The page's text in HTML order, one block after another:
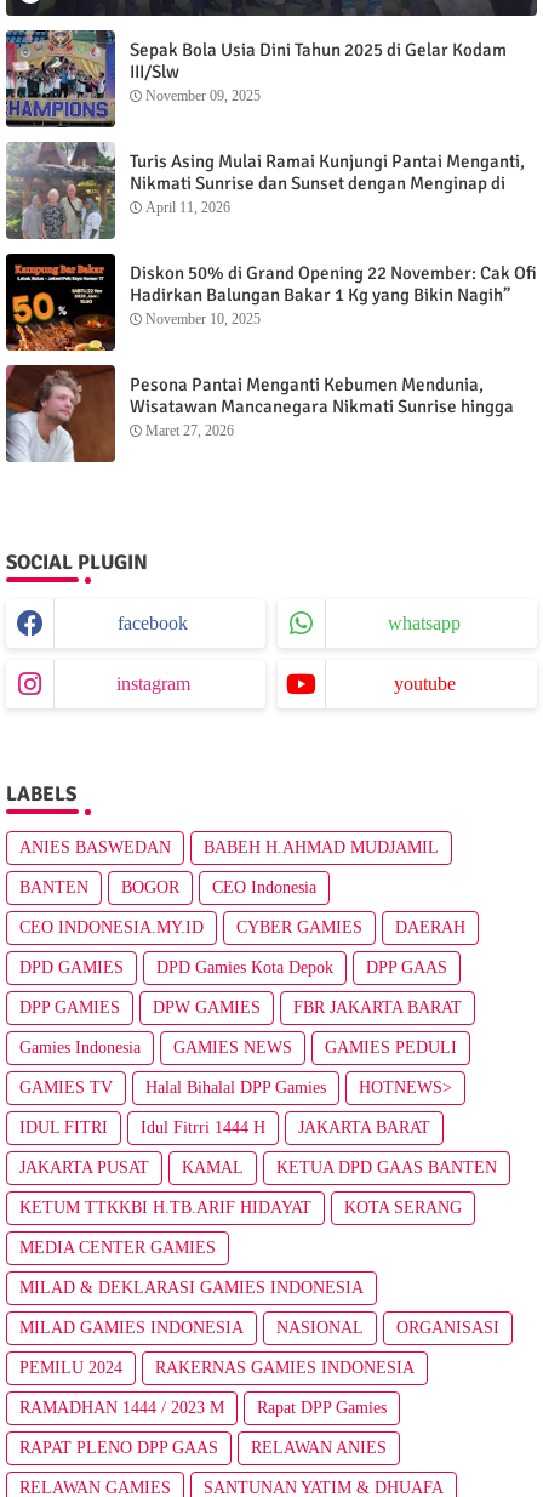
Sepak Bola Usia Dini Tahun 2025 di Gelar Kodam
III/Slw
November 09, 2025
Turis Asing Mulai Ramai Kunjungi Pantai Menganti,
Nikmati Sunrise dan Sunset dengan Menginap di
Menganti Cottage
April 11, 2026
Diskon 50% di Grand Opening 22 November: Cak Ofi
Hadirkan Balungan Bakar 1 Kg yang Bikin Nagih”
November 10, 2025
Pesona Pantai Menganti Kebumen Mendunia,
Wisatawan Mancanegara Nikmati Sunrise hingga
Sunset dari Menganti Cottage
Maret 27, 2026
SOCIAL PLUGIN
facebook whatsapp
instagram youtube
LABELS
ANIES BASWEDAN BABEH H.AHMAD MUDJAMIL
BANTEN BOGOR CEO Indonesia
CEO INDONESIA.MY.ID CYBER GAMIES DAERAH
DPD GAMIES DPD Gamies Kota Depok DPP GAAS
DPP GAMIES DPW GAMIES FBR JAKARTA BARAT
Gamies Indonesia GAMIES NEWS GAMIES PEDULI
GAMIES TV Halal Bihalal DPP Gamies HOTNEWS>
IDUL FITRI Idul Fitrri 1444 H JAKARTA BARAT
JAKARTA PUSAT KAMAL KETUA DPD GAAS BANTEN
KETUM TTKKBI H.TB.ARIF HIDAYAT KOTA SERANG
MEDIA CENTER GAMIES
MILAD & DEKLARASI GAMIES INDONESIA
MILAD GAMIES INDONESIA NASIONAL ORGANISASI
PEMILU 2024 RAKERNAS GAMIES INDONESIA
RAMADHAN 1444 / 2023 M Rapat DPP Gamies
RAPAT PLENO DPP GAAS RELAWAN ANIES
RELAWAN GAMIES SANTUNAN YATIM & DHUAFA